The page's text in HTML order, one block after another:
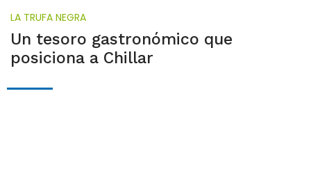
LA TRUFA NEGRA
Un tesoro gastronómico que
posiciona a Chillar